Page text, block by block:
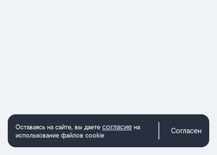
Оставаясь на сайте, вы даете согласие на
использование файлов cookie
Согласен